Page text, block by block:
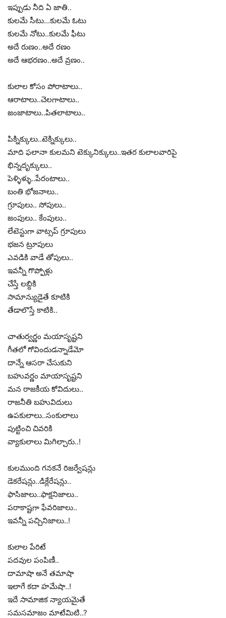
ఇప్పుడు నీది ఏ జాతి..
కులమే సీటు…కులమే ఓటు
కులమే నోటు..కులమే ఫీటు
అదే రుణం..అదే రణం
అదే ఆభరణం..అదే వ్రణం..
కులాల కోసం పోరాటాలు..
ఆరాటాలు..చెలగాటాలు..
జంజాటాలు..పితలాటాలు..
పిక్నిక్కులు..టెక్నిక్కులు..
మాది ఫలానా కులమని టెక్కునిక్కులు..ఇతర కులాలవారిపై
భిన్నదృక్కులు..
పెళ్ళిళ్ళు..పేరంటాలు..
బంతి భోజనాలు..
గ్రూపులు.. సోపులు..
జంపులు.. కేంపులు..
లేటెస్టుగా వాట్సప్ గ్రూపులు
భజన ట్రూపులు
ఎవడికి వాడే తోపులు..
ఇవన్నీ గొప్పోళ్లు
చేస్తే లబ్దికి
సామాన్యుడైతే కూటికి
తేడాలొస్తే కాటికి..
చాతుర్వర్ణం మయాసృష్టని
గీతలో గోవిందుడన్నాడేమో
దాన్నే ఆసరా చేసుకుని
బహువర్ణం మాయాసృష్టని
మన రాజకీయ కోవిదులు..
రాజనీతి బహువిదులు
ఉపకులాలు..సంకులాలు
పుట్టించి చివరికి
వ్యాకులాలు మిగిల్చారు..!
కులముంది గనకనే రిజర్వేషన్లు
డెకరేషన్లు..డిక్లేరేషన్లు..
ఫాసిజాలు..ఫాక్షనిజాలు..
పరాకాష్టగా ఫేవరిజాలు..
ఇవన్నీ పచ్చినిజాలు..!
కులాల పేరిటే
పదవుల పంపిణీ..
దామాషా అనే తమాషా
ఇలాగే కదా హమేషా..!
ఇదే సామాజిక న్యాయమైతే
సమసమాజం మాటేమిటి..?